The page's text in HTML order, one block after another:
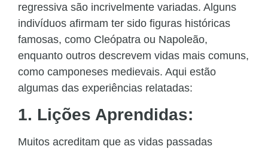
regressiva são incrivelmente variadas. Alguns
indivíduos afirmam ter sido figuras históricas
famosas, como Cleópatra ou Napoleão,
enquanto outros descrevem vidas mais comuns,
como camponeses medievais. Aqui estão
algumas das experiências relatadas:
1. Lições Aprendidas:
Muitos acreditam que as vidas passadas